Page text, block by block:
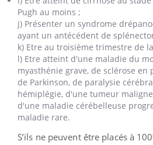
Pugh au moins ;
j) Présenter un syndrome
ayant un antécédent de
k) Etre au troisième trimestre de
l) Etre atteint d'une maladie du
myasthénie grave, de sclérose en
de Parkinson, de paralysie
hémiplégie, d'une tumeur
d'une maladie cérébelleuse
maladie rare.
S’ils ne peuvent être placés à